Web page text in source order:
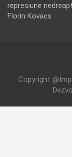
represiune
Florin Kovacs
Copyright